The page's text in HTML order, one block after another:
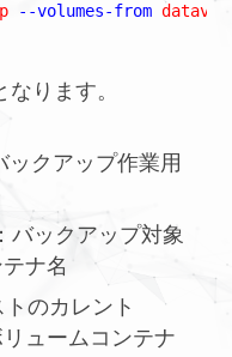
--volumes-from datavol
ります。
ックアップ作業用
：バックアップ対象
ナ名
トのカレント
リュームコンテナ